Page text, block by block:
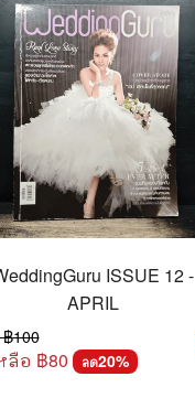
ISSUE 12 -
APRIL
฿100
ลือ ฿80 ลด20%